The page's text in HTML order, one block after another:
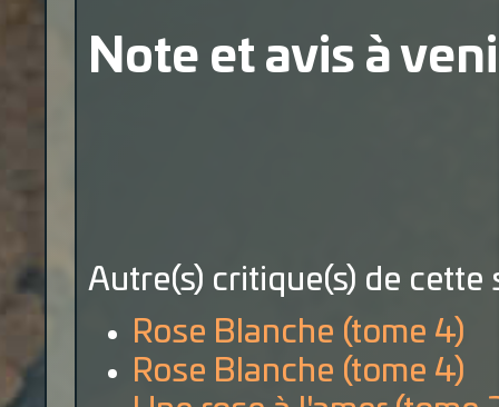
Note et avis à
Autre(s) critique(s) de cette
Rose Blanche (tome 4)
Rose Blanche (tome 4)